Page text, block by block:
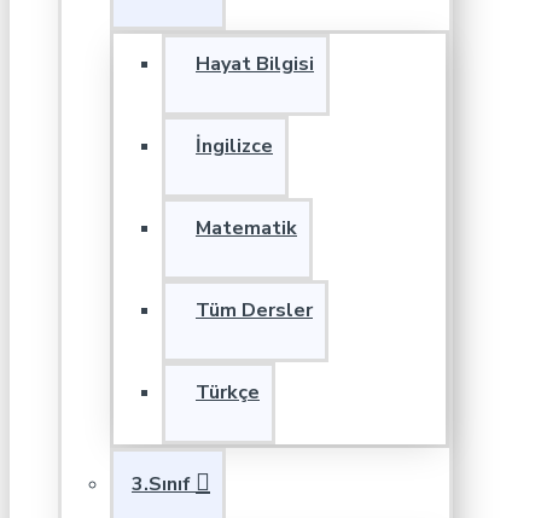
Hayat Bilgisi
İngilizce
Matematik
Tüm Dersler
Türkçe
3.Sınıf